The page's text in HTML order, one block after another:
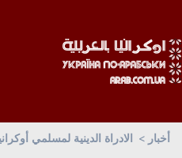
أخبار الادراة الدينية لمسلمي